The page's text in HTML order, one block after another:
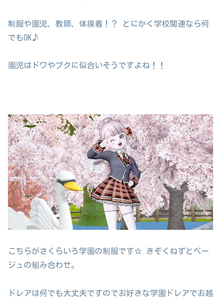
制服や園児、教師、体操着！？ とにかく学校関連なら何
でもOK♪
園児はドワやプクに似合いそうですよね！！
こちらがさくらいろ学園の制服です☆ きぞくねずとベー
ジュの組み合わせ。
ドレアは何でも大丈夫ですのでお好きな学園ドレアでお越